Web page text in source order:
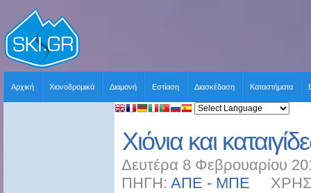
Αρχική Χιονοδρομικά Διαμονή Εστίαση Διασκέδαση Καταστήματα
Χιόνια και
Δευτέρα 8 Φεβρουαρίου
ΠΗΓΗ: ΑΠΕ - ΜΠΕ